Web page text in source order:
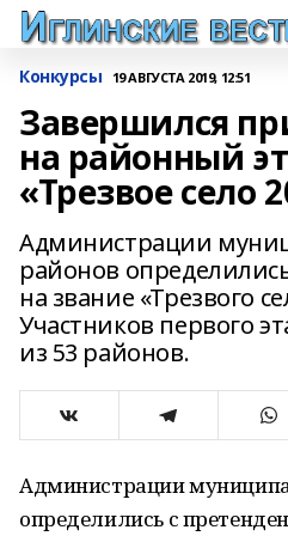
Конкурсы 19 АВГУСТА 2019, 12:51
Завершился
на районный
«Трезвое село
Администрации
районов
на звание «Трезвого
Участников первого
из 53 районов.
Администрации
определились с